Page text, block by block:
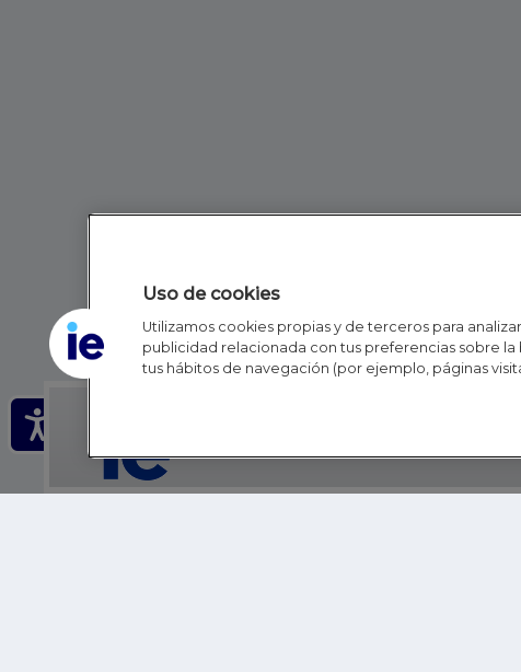
Uso de cookies
Utilizamos cookies propias y de terceros para
publicidad relacionada con tus preferencias sobre
tus hábitos de navegación (por ejemplo, páginas